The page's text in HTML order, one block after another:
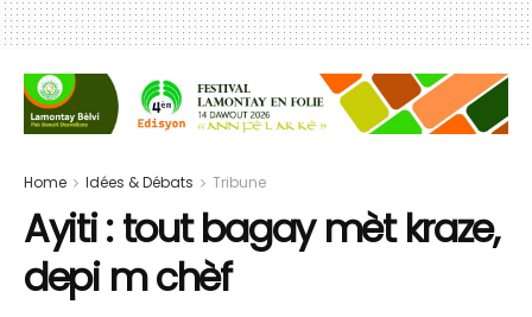
Home Idées & Débats Tribune
Ayiti : tout bagay mèt kraze,
depi m chèf